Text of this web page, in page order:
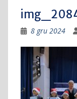
8 gru 2024